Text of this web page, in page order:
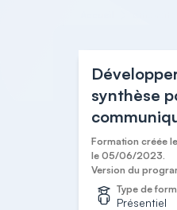
synthèse
Formation créée
le 05/06/2023.
Version du
Type de
Présentiel